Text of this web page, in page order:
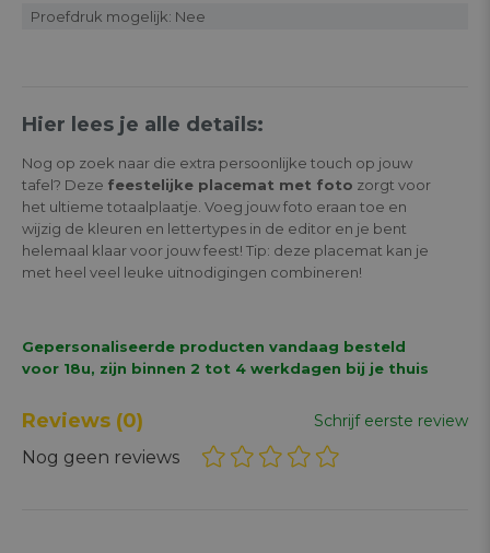
Proefdruk mogelijk: Nee
Hier lees je alle details:
Nog op zoek naar die extra persoonlijke touch op jouw
tafel? Deze feestelijke placemat met foto zorgt voor
het ultieme totaalplaatje. Voeg jouw foto eraan toe en
wijzig de kleuren en lettertypes in de editor en je bent
helemaal klaar voor jouw feest! Tip: deze placemat kan je
met heel veel leuke uitnodigingen combineren!
Gepersonaliseerde producten vandaag besteld
voor 18u, zijn binnen 2 tot 4 werkdagen bij je thuis
Reviews (0) Schrijf eerste review
Nog geen reviews